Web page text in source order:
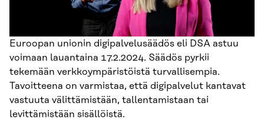
Euroopan unionin digipalvelusäädös eli DSA astuu
voimaan lauantaina 17.2.2024. Säädös pyrkii
tekemään verkkoympäristöistä turvallisempia.
Tavoitteena on varmistaa, että digipalvelut kantavat
vastuuta välittämistään, tallentamistaan tai
levittämistään sisällöistä.